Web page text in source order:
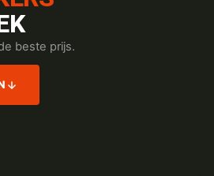
beste prijs.